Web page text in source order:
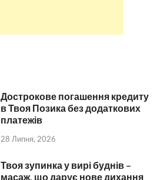
Дострокове погашення кредиту
в Твоя Позика без додаткових
платежів
28 Липня, 2026
Твоя зупинка у вирі буднів –
масаж, що дарує нове дихання